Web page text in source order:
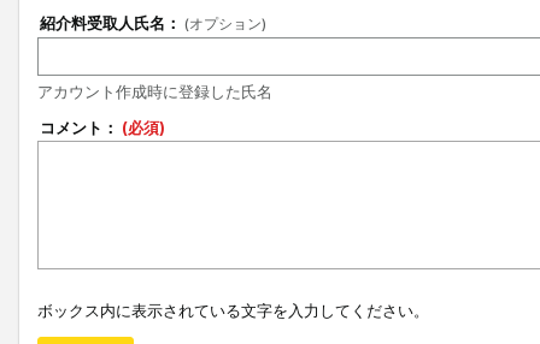
紹介料受取人氏名： (オプション)
アカウント作成時に登録した氏名
コメント： (必須)
ボックス内に表示されている文字を入力してください。